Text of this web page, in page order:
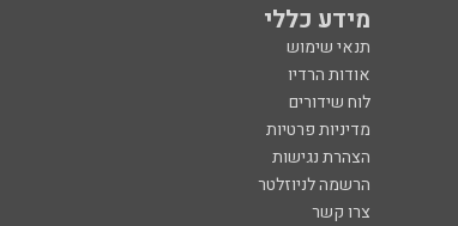
מידע כללי
תנאי שימוש
אודות הרדיו
לוח שידורים
מדיניות פרטיות
הצהרת נגישות
הרשמה לניוזלטר
צרו קשר